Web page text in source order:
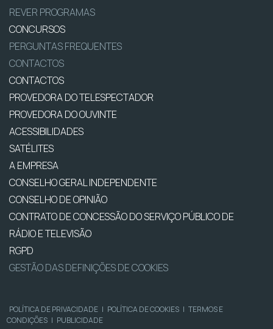
REVER PROGRAMAS
CONCURSOS
PERGUNTAS FREQUENTES
CONTACTOS
CONTACTOS
PROVEDORA DO TELESPECTADOR
PROVEDORA DO OUVINTE
ACESSIBILIDADES
SATÉLITES
A EMPRESA
CONSELHO GERAL INDEPENDENTE
CONSELHO DE OPINIÃO
CONTRATO DE CONCESSÃO DO SERVIÇO PÚBLICO DE
RÁDIO E TELEVISÃO
RGPD
GESTÃO DAS DEFINIÇÕES DE COOKIES
POLÍTICA DE PRIVACIDADE | POLÍTICA DE COOKIES | TERMOS E
CONDIÇÕES | PUBLICIDADE